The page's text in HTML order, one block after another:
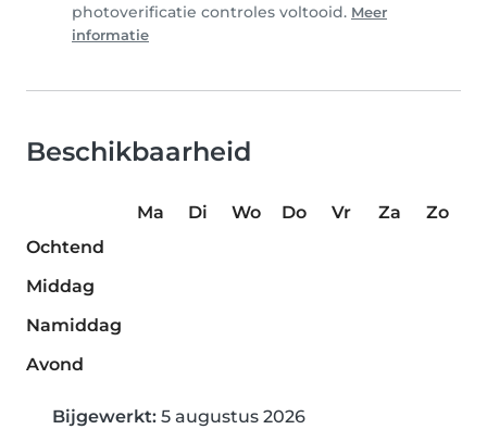
photoverificatie controles voltooid. Meer
informatie
Beschikbaarheid
Ma Di Wo Do Vr Za
Zo
Ochtend
Middag
Namiddag
Avond
Bijgewerkt: 5 augustus 2026